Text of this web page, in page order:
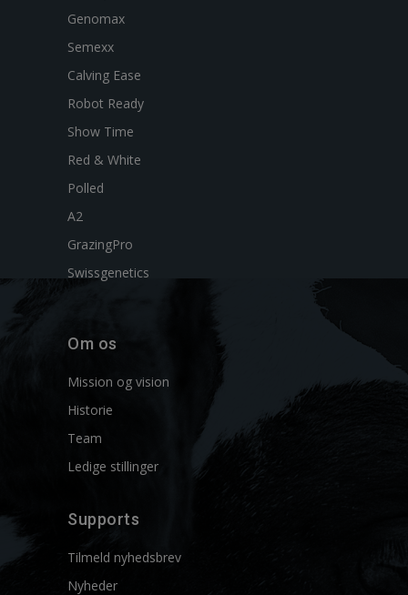
Genomax
Semexx
Calving Ease
Robot Ready
Show Time
Red & White
Polled
A2
GrazingPro
Swissgenetics
Om os
Mission og vision
Historie
Team
Ledige stillinger
Supports
Tilmeld nyhedsbrev
Nyheder